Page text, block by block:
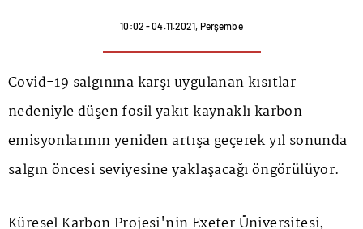
10:02 - 04.11.2021, Perşembe
Covid-19 salgınına karşı uygulanan kısıtlar
nedeniyle düşen fosil yakıt kaynaklı karbon
emisyonlarının yeniden artışa geçerek yıl sonunda
salgın öncesi seviyesine yaklaşacağı öngörülüyor.
Küresel Karbon Projesi'nin Exeter Üniversitesi,